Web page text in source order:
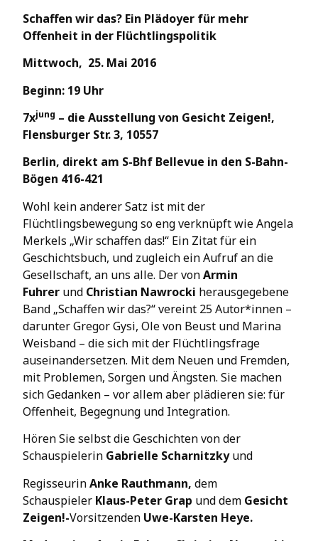
Schaffen wir das? Ein Plädoyer für mehr
Offenheit in der Flüchtlingspolitik
Mittwoch, 25. Mai 2016
Beginn: 19 Uhr
7xjung – die Ausstellung von Gesicht Zeigen!,
Flensburger Str. 3, 10557
Berlin, direkt am S-Bhf Bellevue in den S-Bahn-
Bögen 416-421
Wohl kein anderer Satz ist mit der
Flüchtlingsbewegung so eng verknüpft wie Angela
Merkels „Wir schaffen das!“ Ein Zitat für ein
Geschichtsbuch, und zugleich ein Aufruf an die
Gesellschaft, an uns alle. Der vonArmin
Fuhrer und Christian Nawrocki herausgegebene
Band „Schaffen wir das?“ vereint 25 Autor*innen –
darunter Gregor Gysi, Ole von Beust und Marina
Weisband – die sich mit der Flüchtlingsfrage
auseinandersetzen. Mit dem Neuen und Fremden,
mit Problemen, Sorgen und Ängsten. Sie machen
sich Gedanken – vor allem aber plädieren sie: für
Offenheit, Begegnung und Integration.
Hören Sie selbst die Geschichten von der
Schauspielerin Gabrielle Scharnitzkyund
RegisseurinAnke Rauthmann, dem
Schauspieler Klaus-Peter Grap und dem Gesicht
Zeigen!-Vorsitzenden Uwe-Karsten Heye.